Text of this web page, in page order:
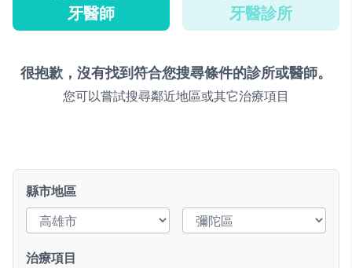
牙醫師 牙醫診所
很抱歉，沒有找到符合您搜尋條件的診所或醫師。
您可以嘗試搜尋鄰近地區或其它治療項目
縣市地區
治療項目